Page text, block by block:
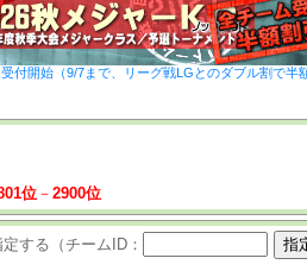
付開始（9/7まで、リーグ戦LGとのダブル割で半
位－ 2900位
する（チームID：